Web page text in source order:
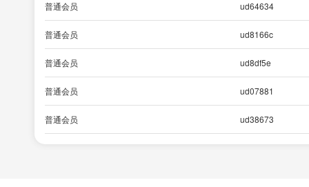
普通会员 ud64634
普通会员 ud8166c
普通会员 ud8df5e
普通会员 ud07881
普通会员 ud38673